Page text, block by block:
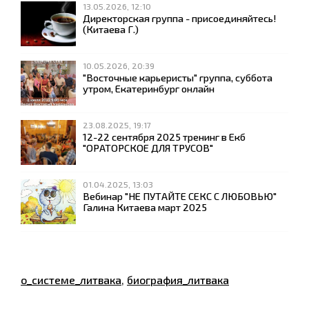
13.05.2026, 12:10
Директорская группа - присоединяйтесь!
(Китаева Г.)
10.05.2026, 20:39
"Восточные карьеристы" группа, суббота
утром, Екатеринбург онлайн
23.08.2025, 19:17
12-22 сентября 2025 тренинг в Екб
"ОРАТОРСКОЕ ДЛЯ ТРУСОВ"
01.04.2025, 13:03
Вебинар "НЕ ПУТАЙТЕ СЕКС С ЛЮБОВЬЮ"
Галина Китаева март 2025
о_системе_литвака, биография_литвака